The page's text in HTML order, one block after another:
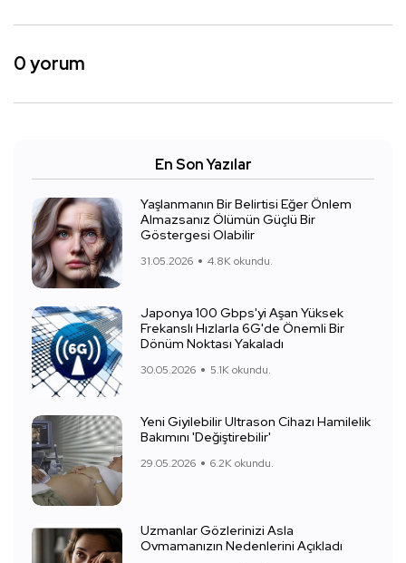
0 yorum
En Son Yazılar
Yaşlanmanın Bir Belirtisi Eğer Önlem
Almazsanız Ölümün Güçlü Bir
Göstergesi Olabilir
31.05.2026 4.8K okundu.
Japonya 100 Gbps'yi Aşan Yüksek
Frekanslı Hızlarla 6G'de Önemli Bir
Dönüm Noktası Yakaladı
30.05.2026 5.1K okundu.
Yeni Giyilebilir Ultrason Cihazı Hamilelik
Bakımını 'Değiştirebilir'
29.05.2026 6.2K okundu.
Uzmanlar Gözlerinizi Asla
Ovmamanızın Nedenlerini Açıkladı